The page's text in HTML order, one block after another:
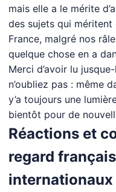
mais elle a le mérite
des sujets qui méritent
France, malgré nos
quelque chose en a
Merci d’avoir lu
n’oubliez pas : même
y’a toujours une
bientôt pour de
Réactions et
regard
internationaux